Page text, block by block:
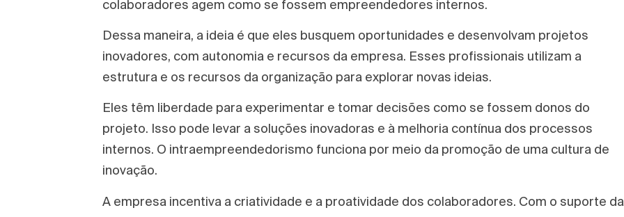
colaboradores agem como se fossem empreendedores internos.
Dessa maneira, a ideia é que eles busquem oportunidades e desenvolvam projetos
inovadores, com autonomia e recursos da empresa. Esses profissionais utilizam a
estrutura e os recursos da organização para explorar novas ideias.
Eles têm liberdade para experimentar e tomar decisões como se fossem donos do
projeto. Isso pode levar a soluções inovadoras e à melhoria contínua dos processos
internos. O intraempreendedorismo funciona por meio da promoção de uma cultura de
inovação.
A empresa incentiva a criatividade e a proatividade dos colaboradores. Com o suporte da